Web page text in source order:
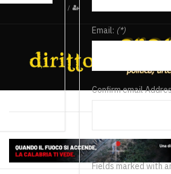
/
Email: (*)
Confirm email
Fields marked with